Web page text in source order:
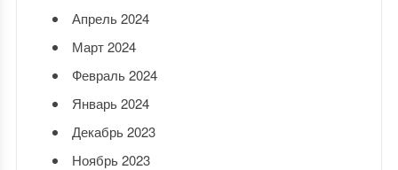
Апрель 2024
Март 2024
Февраль 2024
Январь 2024
Декабрь 2023
Ноябрь 2023